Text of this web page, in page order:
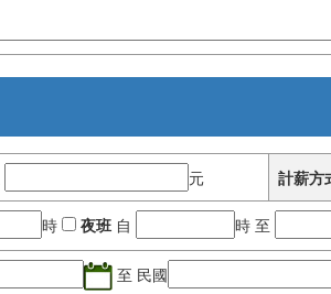
元 計薪方
時 夜班 自 時 至
至 民國